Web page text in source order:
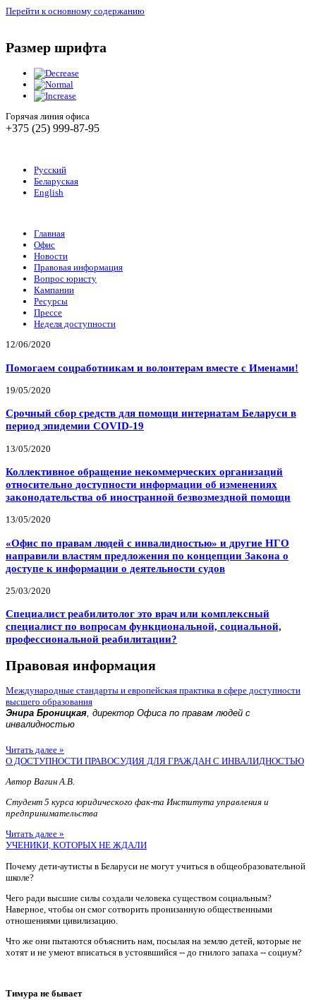
Перейти к основному содержанию
Размер шрифта
Горячая линия офиса
+375 (25) 999-87-95
Русский
Беларуская
English
Главная
Офис
Новости
Правовая информация
Вопрос юристу
Кампании
Ресурсы
Прессе
Неделя доступности
12/06/2020
Помогаем соцработникам и волонтерам вместе с Именами!
19/05/2020
Срочный сбор средств для помощи интернатам Беларуси в
период эпидемии COVID-19
13/05/2020
Коллективное обращение некоммерческих организаций
относительно доступности информации об изменениях
законодательства об иностранной безвозмездной помощи
13/05/2020
«Офис по правам людей с инвалидностью» и другие НГО
направили властям предложения по концепции Закона о
доступе к информации о деятельности судов
25/03/2020
Специалист реабилитолог это врач или комплексный
специалист по вопросам функциональной, социальной,
профессиональной реабилитации?
Правовая информация
Международные стандарты и европейская практика в сфере доступности
высшего образования
Энира Броницкая, директор Офиса по правам людей с
инвалидностью
Читать далее »
О ДОСТУПНОСТИ ПРАВОСУДИЯ ДЛЯ ГРАЖДАН С ИНВАЛИДНОСТЬЮ
Автор Вагин А.В.
Студент 5 курса юридического фак-та Института управления и
предпринимательства
Читать далее »
УЧЕНИКИ, КОТОРЫХ НЕ ЖДАЛИ
Почему дети-аутисты в Беларуси не могут учиться в общеобразовательной
школе?
Чего ради высшие силы создали человека существом социальным?
Наверное, чтобы он смог сотворить пронизанную общественными
отношениями цивилизацию.
Что же они пытаются объяснить нам, посылая на землю детей, которые не
хотят и не умеют вписаться в устоявшийся -- до гнилого запаха -- социум?
Тимура не бывает